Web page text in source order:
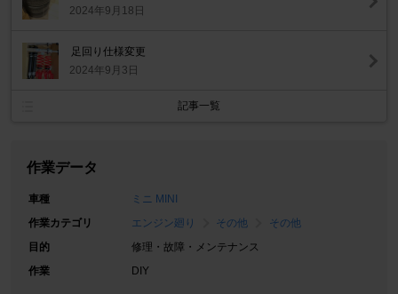
2024年9月18日
足回り仕様変更
2024年9月3日
記事一覧
作業データ
車種
ミニ MINI
作業カテゴリ
エンジン廻り その他
その他
目的
修理・故障・メンテナンス
作業
DIY